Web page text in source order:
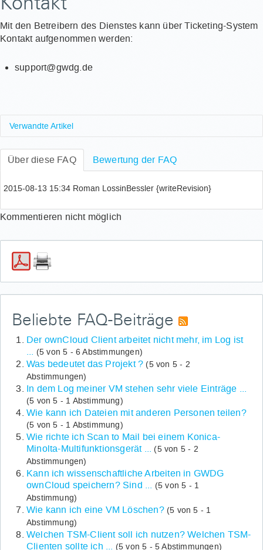
Kontakt
Mit den Betreibern des Dienstes kann über Ticketing-System
Kontakt aufgenommen werden:
support@gwdg.de
Verwandte Artikel
Welche TSM-Clienten-Version sollte ich meiden?
Über diese FAQ
Bewertung der FAQ
2015-08-13 15:34 Roman LossinBessler {writeRevision}
Kommentieren nicht möglich
Beliebte FAQ-Beiträge
Der ownCloud Client arbeitet nicht mehr, im Log ist
(5 von 5 - 6 Abstimmungen)
Was bedeutet das Projekt ? (5 von 5 - 2
Abstimmungen)
In dem Log meiner VM stehen sehr viele Einträge ...
(5 von 5 - 1 Abstimmung)
Wie kann ich Dateien mit anderen Personen teilen?
(5 von 5 - 1 Abstimmung)
Wie richte ich Scan to Mail bei einem Konica-
Minolta-Multifunktionsgerät ...
(5 von 5 - 2
Abstimmungen)
Kann ich wissenschaftliche Arbeiten in GWDG
ownCloud speichern? Sind ...
(5 von 5 - 1
Abstimmung)
Wie kann ich eine VM Löschen? (5 von 5 - 1
Abstimmung)
Welchen TSM-Client soll ich nutzen? Welchen TSM-
Clienten sollte ich ...
(5 von 5 - 5 Abstimmungen)